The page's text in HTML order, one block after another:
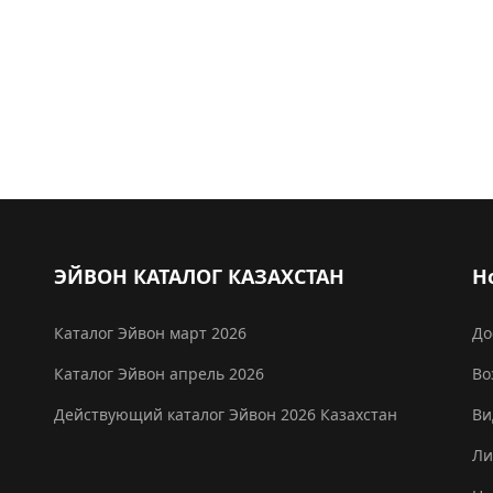
и листать все страницы бесплатно Россия
ЭЙВОН КАТАЛОГ КАЗАХСТАН
Каталог Эйвон март 2026
Каталог Эйвон апрель 2026
Действующий каталог Эйвон 2026 Казахстан